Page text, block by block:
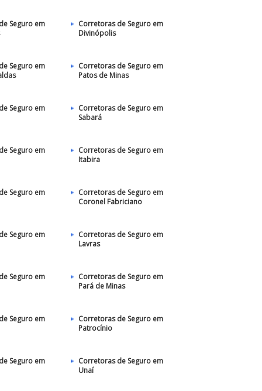
Seguro em
Corretoras de Seguro em
Divinópolis
Seguro em
Corretoras de Seguro em
Patos de Minas
Seguro em
Corretoras de Seguro em
Sabará
Seguro em
Corretoras de Seguro em
Itabira
Seguro em
Corretoras de Seguro em
Coronel Fabriciano
Seguro em
Corretoras de Seguro em
Lavras
Seguro em
Corretoras de Seguro em
Pará de Minas
Seguro em
Corretoras de Seguro em
Patrocínio
Seguro em
Corretoras de Seguro em
Unaí